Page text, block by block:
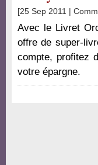
[25 Sep 2011 |
Avec le Livret
offre de super-
compte, profitez
votre épargne.